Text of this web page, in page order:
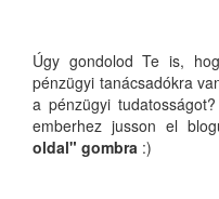
Úgy gondolod Te is,
pénzügyi tanácsadókra
a pénzügyi
emberhez jusson el
oldal" gombra :)